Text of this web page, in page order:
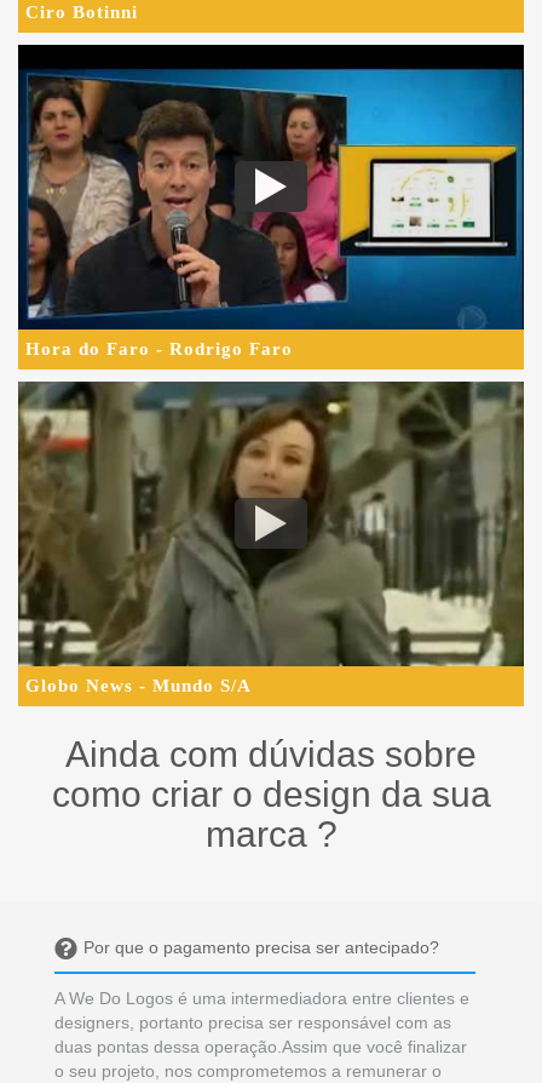
Ciro Botinni
Hora do Faro - Rodrigo Faro
Globo News - Mundo S/A
Ainda com dúvidas sobre
como criar o design da sua
marca ?
Por que o pagamento precisa ser antecipado?
A We Do Logos é uma intermediadora entre clientes e
designers, portanto precisa ser responsável com as
duas pontas dessa operação.Assim que você finalizar
o seu projeto, nos comprometemos a remunerar o